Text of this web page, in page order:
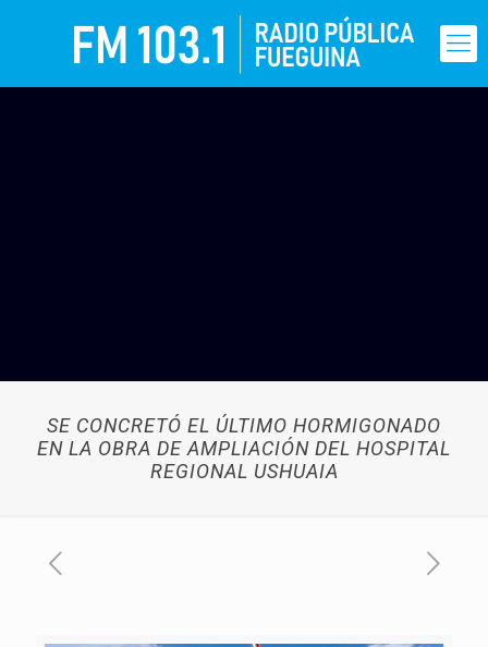
SE CONCRETÓ EL ÚLTIMO HORMIGONADO
EN LA OBRA DE AMPLIACIÓN DEL HOSPITAL
REGIONAL USHUAIA